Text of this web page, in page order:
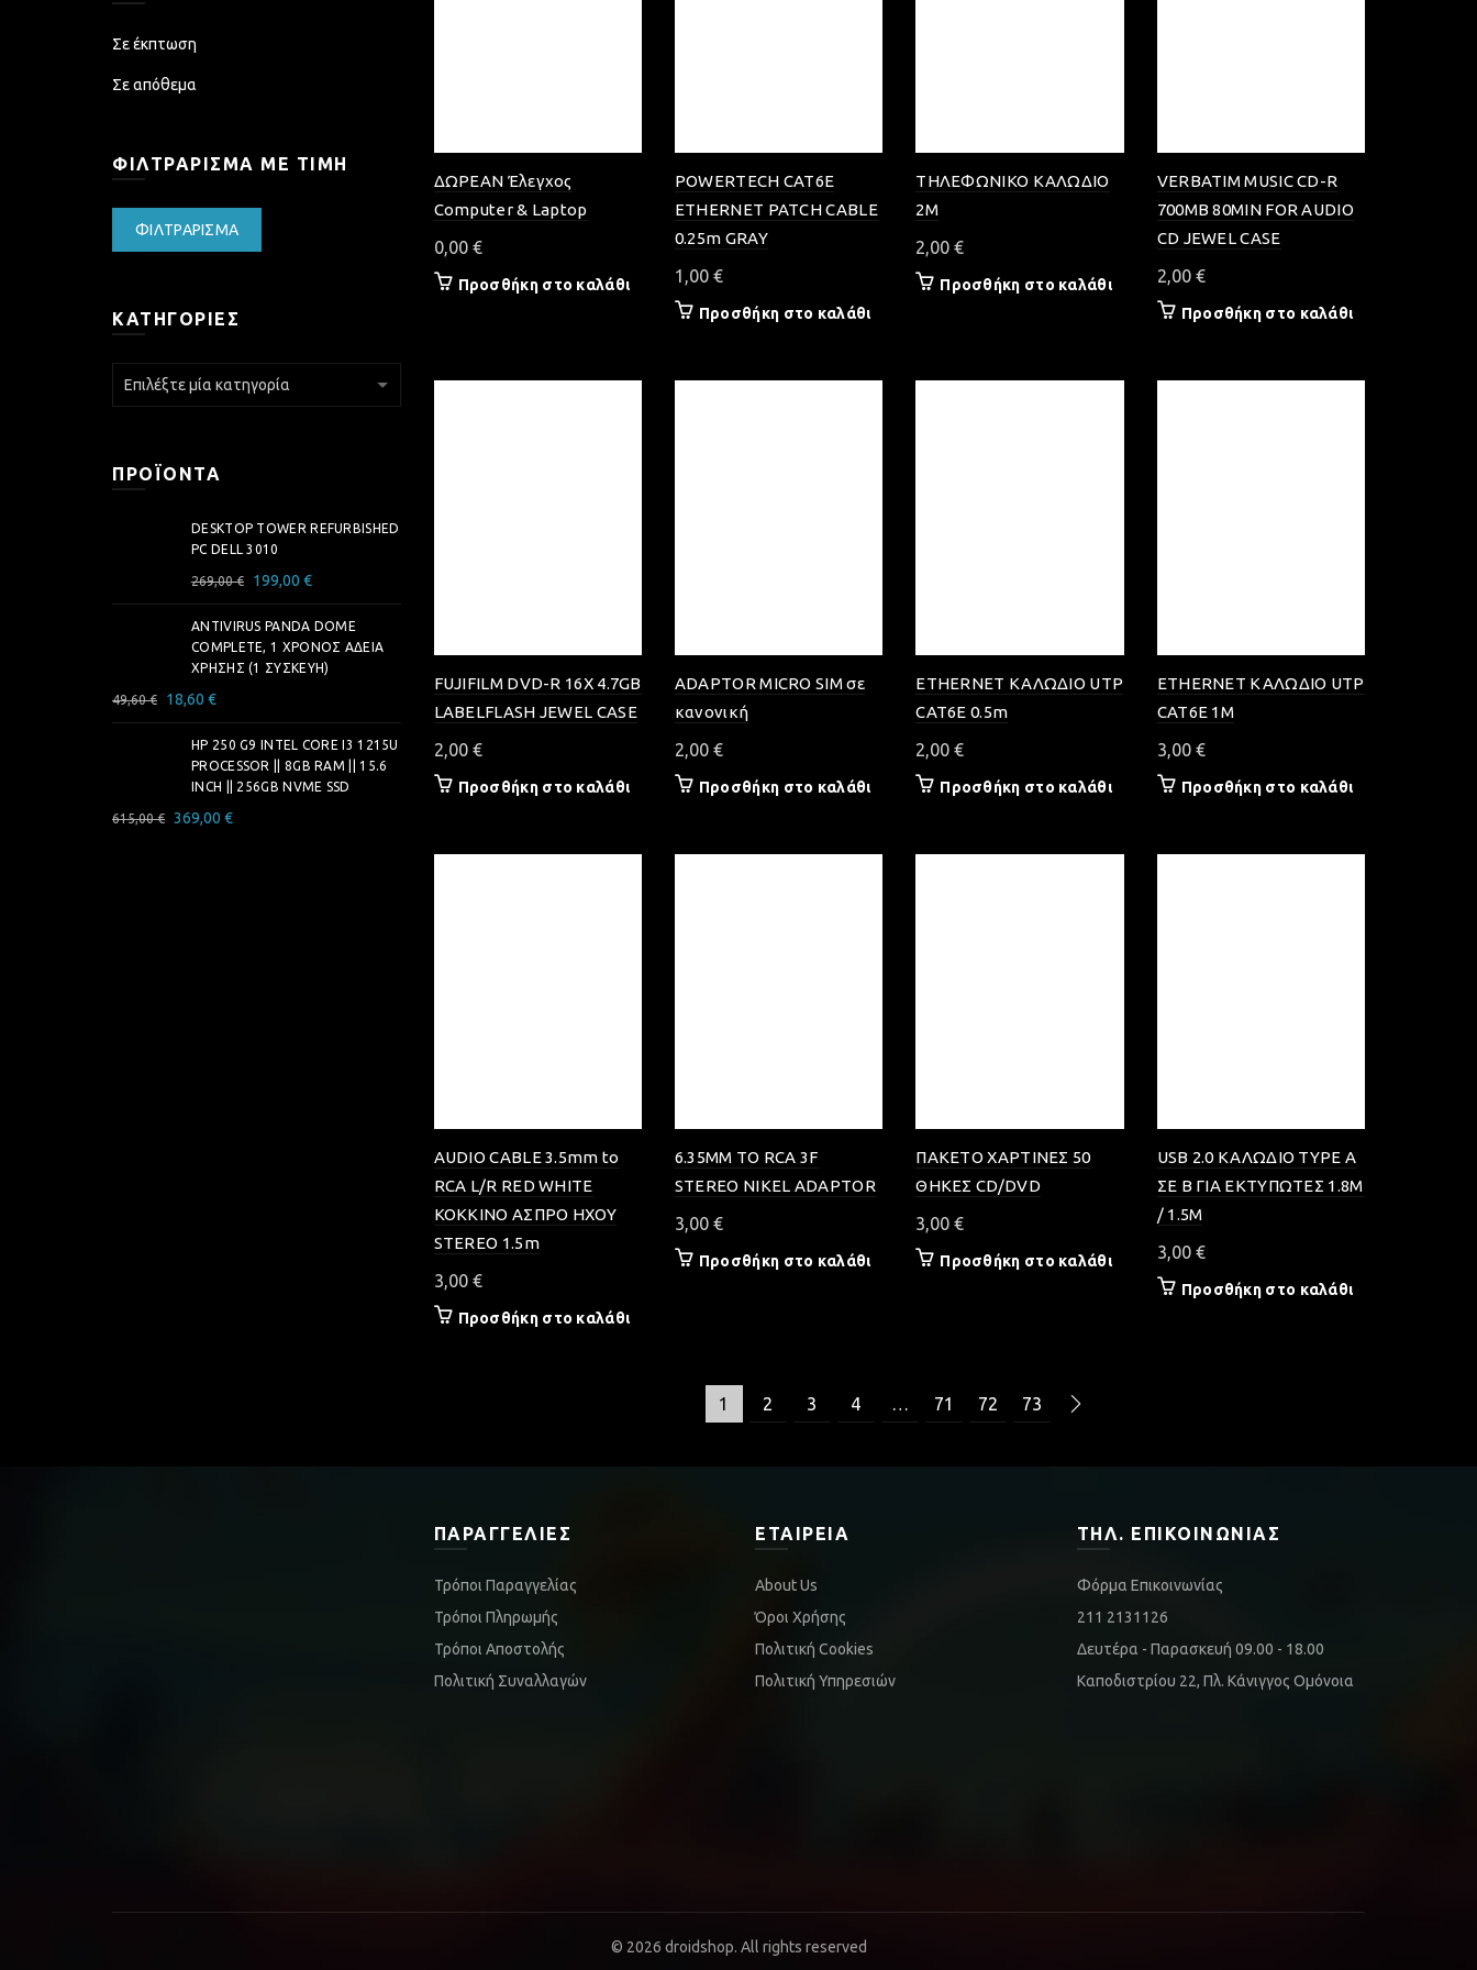
ΔΩΡΕΑΝ Έλεγχος
Computer & Laptop
0,00 €
Προσθήκη στο καλάθι
POWERTECH CAT6E
ETHERNET PATCH CABLE
0.25m GRAY
1,00 €
Προσθήκη στο καλάθι
ΤΗΛΕΦΩΝΙΚΟ ΚΑΛΩΔΙΟ
2M
2,00€
Προσθήκη στο καλάθι
VERBATIM MUSIC CD-R
700MB 80MIN FOR AUDIO
CD JEWEL CASE
2,00 €
Προσθήκη στο καλάθι
FUJIFILM DVD-R 16X 4.7GB
LABELFLASH JEWEL CASE
2,00 €
Προσθήκη στο καλάθι
ADAPTOR MICRO SIM σε
κανονική
2,00 €
Προσθήκη στο καλάθι
ETHERNET ΚΑΛΩΔΙΟ UTP
CAT6E 0.5m
2,00€
Προσθήκη στο καλάθι
ETHERNET ΚΑΛΩΔΙΟ UTP
CAT6E 1M
3,00 €
Προσθήκη στο καλάθι
AUDIO CABLE 3.5mm to
RCA L/R RED WHITE
ΚΟΚΚΙΝΟ ΑΣΠΡΟ ΗΧΟΥ
STEREO 1.5m
3,00 €
Προσθήκη στο καλάθι
6.35MM TO RCA 3F
STEREO NIKEL ADAPTOR
3,00 €
Προσθήκη στο καλάθι
ΠΑΚΕΤΟ ΧΑΡΤΙΝΕΣ 50
ΘΗΚΕΣ CD/DVD
3,00€
Προσθήκη στο καλάθι
USB 2.0 ΚΑΛΩΔΙΟ TYPE A
ΣΕ B ΓΙΑ ΕΚΤΥΠΩΤΕΣ 1.8M
/ 1.5M
3,00 €
Προσθήκη στο καλάθι
1 2 3 4 … 71 72 73
Σε έκπτωση
Σε απόθεμα
ΦΙΛΤΡΆΡΙΣΜΑ ΜΕ ΤΙΜΉ
Ελάχιστη
Μέγιστη
ΦΙΛΤΡΆΡΙΣΜΑ
ΚΑΤΗΓΟΡΊΕΣ
ΠΡΟΪΌΝΤΑ
DESKTOP TOWER REFURBISHED
PC DELL 3010
269,00€
Original
price
was:
269,00 €.
199,00 €
τρέχουσα
τιμή
είναι:
199,00 €.
ANTIVIRUS PANDA DOME
COMPLETE, 1 ΧΡΌΝΟΣ ΆΔΕΙΑ
ΧΡΉΣΗΣ (1 ΣΥΣΚΕΥΉ)
49,60€
Original
price
49,60 €.
18,60 €
τρέχουσα
τιμή
είναι:
18,60 €.
HP 250 G9 INTEL CORE I3 1215U
PROCESSOR || 8GB RAM || 15.6
INCH || 256GB NVME SSD
615,00€
Original
369,00 €
ΠΑΡΑΓΓΕΛΊΕΣ
Τρόποι Παραγγελίας
Τρόποι Πληρωμής
Τρόποι Αποστολής
Πολιτική Συναλλαγών
ΕΤΑΙΡΕΊΑ
About Us
Όροι Χρήσης
Πολιτική Cookies
Πολιτική Υπηρεσιών
ΤΗΛ. ΕΠΙΚΟΙΝΩΝΊΑΣ
Φόρμα Επικοινωνίας
211 2131126
Δευτέρα - Παρασκευή 09.00 - 18.00
Καποδιστρίου 22, Πλ. Κάνιγγος Ομόνοια
© 2026 droidshop. All rights reserved